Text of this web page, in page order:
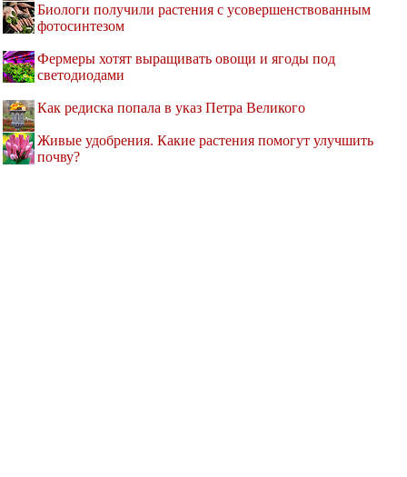
Биологи получили растения с усовершенствованным
фотосинтезом
Фермеры хотят выращивать овощи и ягоды под
светодиодами
Как редиска попала в указ Петра Великого
Живые удобрения. Какие растения помогут улучшить
почву?